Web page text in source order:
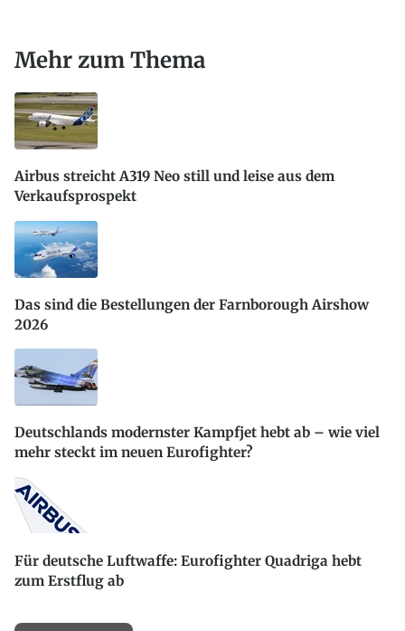
Mehr zum Thema
Airbus streicht A319 Neo still und leise aus dem
Verkaufsprospekt
Das sind die Bestellungen der Farnborough Airshow
2026
Deutschlands modernster Kampfjet hebt ab – wie viel
mehr steckt im neuen Eurofighter?
Für deutsche Luftwaffe: Eurofighter Quadriga hebt
zum Erstflug ab